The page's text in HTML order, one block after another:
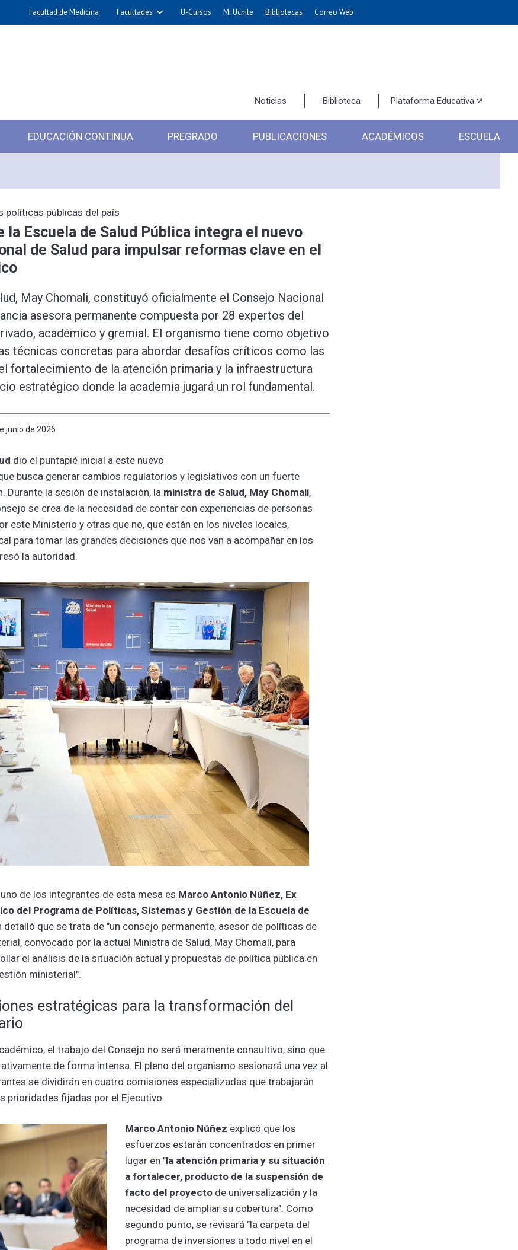
Facultad de Medicina Facultades U-Cursos Mi Uchile Bibliotecas Correo Web
Noticias Biblioteca Plataforma Educativa
EDUCACIÓN CONTINUA PREGRADO PUBLICACIONES ACADÉMICOS ESCUELA
políticas públicas del país
la Escuela de Salud Pública integra el nuevo
de Salud para impulsar reformas clave en el
May Chomali, constituyó oficialmente el Consejo Nacional
asesora permanente compuesta por 28 expertos del
académico y gremial. El organismo tiene como objetivo
técnicas concretas para abordar desafíos críticos como las
fortalecimiento de la atención primaria y la infraestructura
estratégico donde la academia jugará un rol fundamental.
junio de 2026
dio el puntapié inicial a este nuevo
busca generar cambios regulatorios y legislativos con un fuerte
Durante la sesión de instalación, la ministra de Salud, May Chomali,
se crea de la necesidad de contar con experiencias de personas
este Ministerio y otras que no, que están en los niveles locales,
para tomar las grandes decisiones que nos van a acompañar en los
la autoridad.
de los integrantes de esta mesa es Marco Antonio Núñez, Ex
del Programa de Políticas, Sistemas y Gestión de la Escuela de
detalló que se trata de "un consejo permanente, asesor de políticas de
convocado por la actual Ministra de Salud, May Chomalí, para
el análisis de la situación actual y propuestas de política pública en
ministerial".
estratégicas para la transformación del
el trabajo del Consejo no será meramente consultivo, sino que
de forma intensa. El pleno del organismo sesionará una vez al
se dividirán en cuatro comisiones especializadas que trabajarán
prioridades fijadas por el Ejecutivo.
Marco Antonio Núñez explicó que los
esfuerzos estarán concentrados en primer
lugar en "la atención primaria y su situación
a fortalecer, producto de la suspensión de
facto del proyecto de universalización y la
necesidad de ampliar su cobertura". Como
segundo punto, se revisará "la carpeta del
programa de inversiones a todo nivel en el